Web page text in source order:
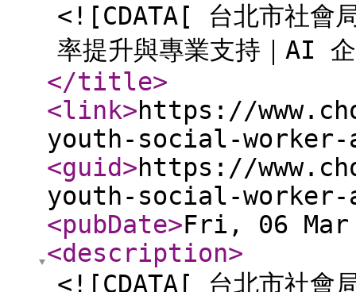
<![CDATA[ 台北市社會
率提升與專業支持｜AI
</title>
<link>https://
youth-social-worker-
<guid>https://
youth-social-worker-
<pubDate>Fri, 06 Mar
<description>
<![CDATA[ 台北市社會